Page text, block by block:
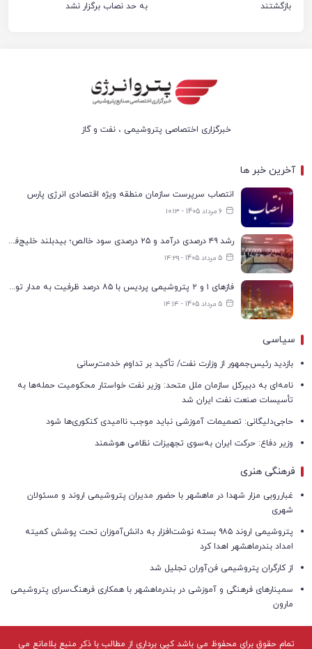
بازگشتند
به حد نصاب برگزار نشد
خبرگزاری اختصاصی پتروشیمی ، نفت و گاز
آخرین خبر ها
انتصاب سرپرست سازمان منطقه ویژه اقتصادی انرژی پارس
6 مرداد 1405 - ۱۰:۱۳
رشد ۴۹ درصدی درآمد و ۲۵ درصدی سود خالص؛ بیدبلند خلیج‌فارس سال ۱۴۰۴ را با رکوردهای جدید به پایان رساند
5 مرداد 1405 - ۱۴:۲۹
فازهای ۱ و ۲ پتروشیمی پردیس با ۸۵ درصد ظرفیت به مدار تولید بازگشتند
5 مرداد 1405 - ۱۴:۱۴
سیاسی
بازدید رئیس‌جمهور از وزارت نفت/ تأکید بر تداوم خدمت‌رسانی
نامه‌ای به دبیرکل سازمان ملل متحد: وزیر نفت خواستار محکومیت حمله‌ها به
تأسیسات صنعت نفت ایران شد
حاجی‌دلیگانی: تصمیمات آموزشی نباید موجب ناامیدی کنکوری‌ها شود
وزیر دفاع: حرکت ایران به‌سوی تجهیزات نظامی هوشمند
فرهنگی هنری
غبارروبی مزار شهدا در ماهشهر با حضور مدیران پتروشیمی اروند و مسئولان
شهری
پتروشیمی اروند ۹۸۵ بسته نوشت‌افزار به دانش‌آموزان تحت پوشش کمیته
امداد بندرماهشهر اهدا کرد
از کارگران پتروشیمی فن‌آوران تجلیل شد
سمینارهای فرهنگی و آموزشی در بندرماهشهر با همکاری فرهنگ‌سرای پتروشیمی
مارون
تمام حقوق برای محفوظ می باشد کپی برداری از مطالب با ذکر منبع بلامانع می